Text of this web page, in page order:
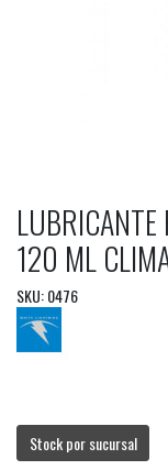
LUBRICANTE
120 ML
SKU: 0476
Stock por sucursal